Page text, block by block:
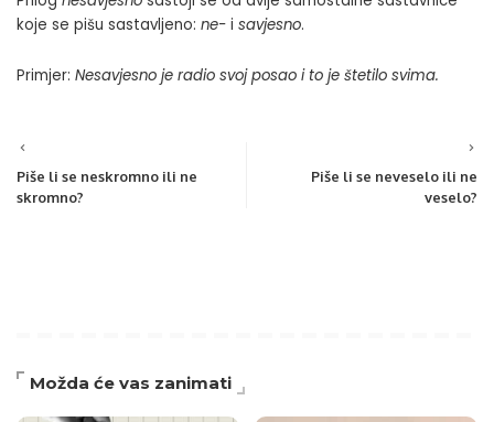
koje se pišu sastavljeno: ne- i savjesno.
Primjer: Nesavjesno je radio svoj posao i to je štetilo svima.
Piše li se neskromno ili ne
skromno?
Piše li se neveselo ili ne
veselo?
Možda će vas zanimati